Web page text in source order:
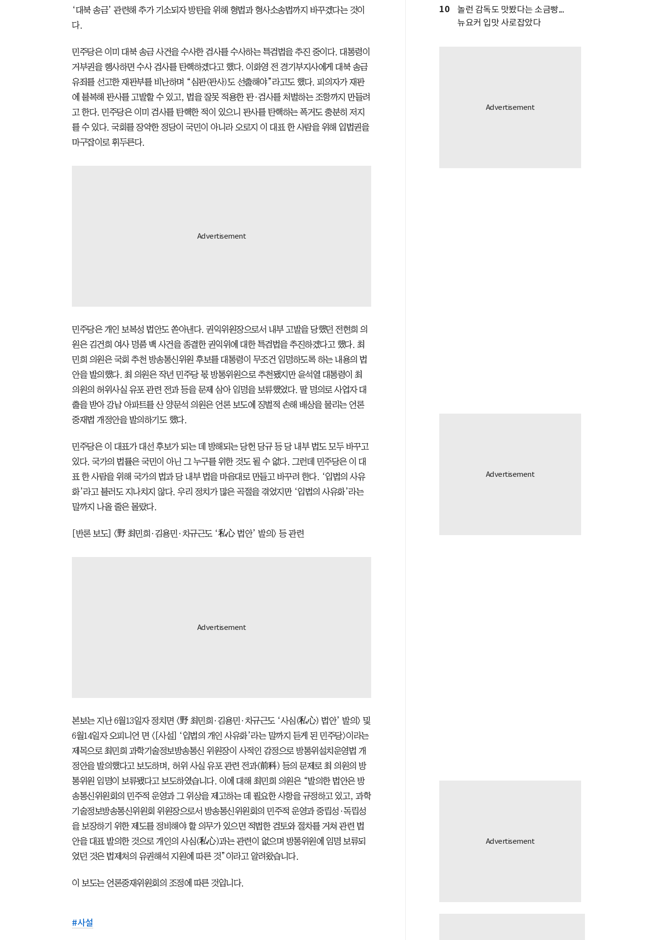
‘대북 송금’ 관련해 추가 기소되자 방탄을 위해 형법과 형사소송법까지 바꾸겠다는 것이
다.
민주당은 이미 대북 송금 사건을 수사한 검사를 수사하는 특검법을 추진 중이다. 대통령이
거부권을 행사하면 수사 검사를 탄핵하겠다고 했다. 이화영 전 경기부지사에게 대북 송금
유죄를 선고한 재판부를 비난하며 “심판(판사)도 선출해야”라고도 했다. 피의자가 재판
에 불복해 판사를 고발할 수 있고, 법을 잘못 적용한 판·검사를 처벌하는 조항까지 만들려
고 한다. 민주당은 이미 검사를 탄핵한 적이 있으니 판사를 탄핵하는 폭거도 충분히 저지
를 수 있다. 국회를 장악한 정당이 국민이 아니라 오로지 이 대표 한 사람을 위해 입법권을
마구잡이로 휘두른다.
민주당은 개인 보복성 법안도 쏟아낸다. 권익위원장으로서 내부 고발을 당했던 전현희 의
원은 김건희 여사 명품 백 사건을 종결한 권익위에 대한 특검법을 추진하겠다고 했다. 최
민희 의원은 국회 추천 방송통신위원 후보를 대통령이 무조건 임명하도록 하는 내용의 법
안을 발의했다. 최 의원은 작년 민주당 몫 방통위원으로 추천됐지만 윤석열 대통령이 최
의원의 허위사실 유포 관련 전과 등을 문제 삼아 임명을 보류했었다. 딸 명의로 사업자 대
출을 받아 강남 아파트를 산 양문석 의원은 언론 보도에 징벌적 손해 배상을 물리는 언론
중재법 개정안을 발의하기도 했다.
민주당은 이 대표가 대선 후보가 되는 데 방해되는 당헌 당규 등 당 내부 법도 모두 바꾸고
있다. 국가의 법률은 국민이 아닌 그 누구를 위한 것도 될 수 없다. 그런데 민주당은 이 대
표 한 사람을 위해 국가의 법과 당 내부 법을 마음대로 만들고 바꾸려 한다. ‘입법의 사유
화’라고 불러도 지나치지 않다. 우리 정치가 많은 곡절을 겪었지만 ‘입법의 사유화’라는
말까지 나올 줄은 몰랐다.
[반론 보도] <野 최민희·김용민·차규근도 ‘私心 법안’ 발의> 등 관련
본보는 지난 6월13일자 정치면 <野 최민희·김용민·차규근도 ‘사심(私心) 법안’ 발의> 및
6월14일자 오피니언 면 <[사설] ‘입법의 개인 사유화’라는 말까지 듣게 된 민주당>이라는
제목으로 최민희 과학기술정보방송통신 위원장이 사적인 감정으로 방통위설치운영법 개
정안을 발의했다고 보도하며, 허위 사실 유포 관련 전과(前科) 등의 문제로 최 의원의 방
통위원 임명이 보류됐다고 보도하였습니다. 이에 대해 최민희 의원은 “발의한 법안은 방
송통신위원회의 민주적 운영과 그 위상을 제고하는 데 필요한 사항을 규정하고 있고, 과학
기술정보방송통신위원회 위원장으로서 방송통신위원회의 민주적 운영과 중립성·독립성
을 보장하기 위한 제도를 정비해야 할 의무가 있으면 적법한 검토와 절차를 거쳐 관련 법
안을 대표 발의한 것으로 개인의 사심(私心)과는 관련이 없으며 방통위원에 임명 보류되
었던 것은 법제처의 유권해석 지원에 따른 것”이라고 알려왔습니다.
이 보도는 언론중재위원회의 조정에 따른 것입니다.
#사설
10
놀런 감독도 맛봤다는 소금빵...
뉴요커 입맛 사로잡았다